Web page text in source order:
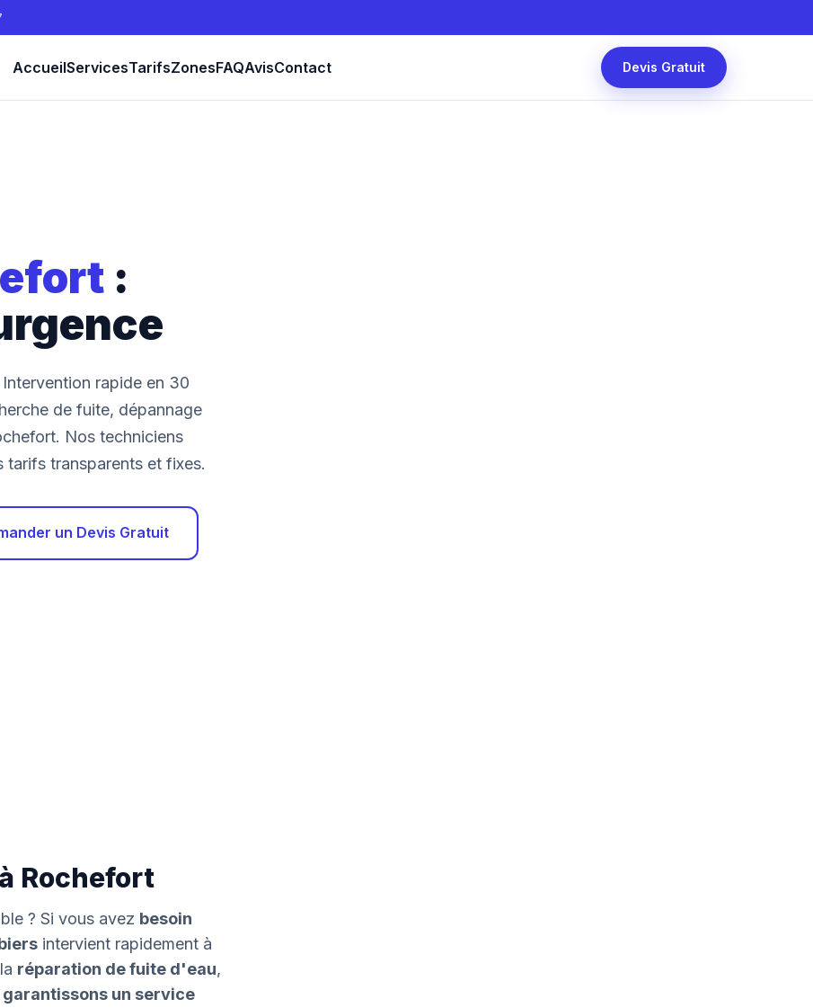
AccueilServicesTarifsZonesFAQAvisContact Devis Gratuit
:
rapide en 30
de fuite, dépannage
Nos techniciens
transparents et fixes.
un Devis Gratuit
Rochefort
? Si vous avez besoin
intervient rapidement à
réparation de fuite d'eau,
garantissons un service